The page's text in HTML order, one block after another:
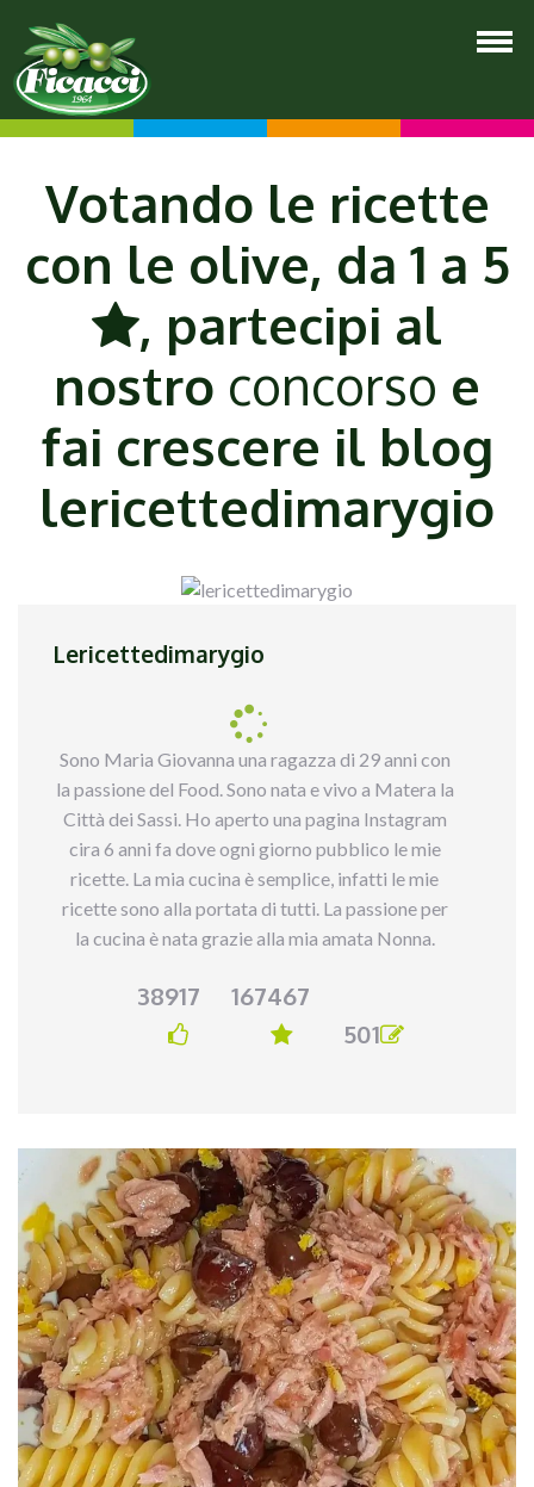
Votando le ricette
con le olive, da 1 a 5
, partecipi al
nostro concorso e
fai crescere il blog
lericettedimarygio
Lericettedimarygio
Sono Maria Giovanna una ragazza di 29 anni con
la passione del Food. Sono nata e vivo a Matera la
Città dei Sassi. Ho aperto una pagina Instagram
cira 6 anni fa dove ogni giorno pubblico le mie
ricette. La mia cucina è semplice, infatti le mie
ricette sono alla portata di tutti. La passione per
la cucina è nata grazie alla mia amata Nonna.
38917
167467
501